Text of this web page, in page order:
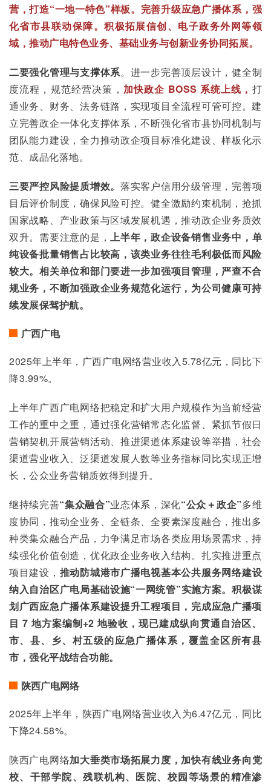
营，打造“一地一特色”样板。完善升级应急广播体系，强
化省市县联动保障。积极拓展信创、电子政务外网等领
域，推动广电特色业务、基础业务与创新业务协同拓展。
二要强化管理与支撑体系。进一步完善顶层设计，健全制
度流程，规范经营决策， 加快政企 BOSS 系统上线， 打
通业务、财务、法务链路，实现项目全流程可管可控。建
立完善政企一体化支撑体系，不断强化省市县协同机制与
团队能力建设，全力推动政企项目标准化建设、样板化示
范、成品化落地。
三要严控风险提质增效。落实客户信用分级管理，完善项
目后评价制度，确保风险可控。健全激励约束机制，抢抓
国家战略、产业政策与区域发展机遇，推动政企业务质效
双升。需要注意的是，上半年，政企设备销售业务中，单
纯设备批量销售占比较高，该类业务往往毛利极低而风险
较大。相关单位和部门要进一步加强项目管理，严查不合
规业务，不断加强政企业务规范化运行，为公司健康可持
续发展保驾护航。
广西广电
2025年上半年，广西广电网络营业收入5.78亿元，同比下
降3.99%。
上半年广西广电网络把稳定和扩大用户规模作为当前经营
工作的重中之重，通过强化营销常态化监督、紧抓节假日
营销契机开展营销活动、推进渠道体系建设等举措，社会
渠道营业收入、泛渠道发展人数等业务指标同比实现正增
长，公众业务营销质效得到提升。
继持续完善“集众融合”业态体系，深化“公众＋政企”多维
度协同，推动全业务、全链条、全要素深度融合，推出多
种类集众融合产品，力争满足市场各类应用场景需求，持
续强化价值创造，优化政企业务收入结构。扎实推进重点
项目建设， 推动防城港市广播电视基本公共服务网络建设
纳入自治区广电局基础设施“一网统管”实施方案。积极谋
划广西应急广播体系建设提升工程项目，完成应急广播项
目 7 地方案编制+2 地验收，现已建成纵向贯通自治区、
市、县、乡、村五级的应急广播体系，覆盖全区所有县
市，强化平战结合功能。
陕西广电网络
2025年上半年，陕西广电网络营业收入为6.47亿元，同比
下降24.58%。
陕西广电网络加大垂类市场拓展力度，加快有线业务向党
校、干部学院、残联机构、医院、校园等场景的精准渗